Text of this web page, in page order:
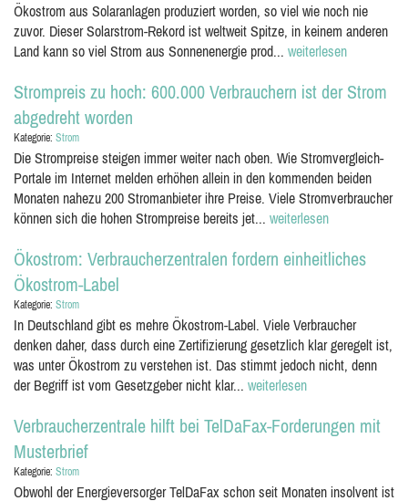
Ökostrom aus Solaranlagen produziert worden, so viel wie noch nie
zuvor. Dieser Solarstrom-Rekord ist weltweit Spitze, in keinem anderen
Land kann so viel Strom aus Sonnenenergie prod... weiterlesen
Strompreis zu hoch: 600.000 Verbrauchern ist der Strom
abgedreht worden
Kategorie: Strom
Die Strompreise steigen immer weiter nach oben. Wie Stromvergleich-
Portale im Internet melden erhöhen allein in den kommenden beiden
Monaten nahezu 200 Stromanbieter ihre Preise. Viele Stromverbraucher
können sich die hohen Strompreise bereits jet... weiterlesen
Ökostrom: Verbraucherzentralen fordern einheitliches
Ökostrom-Label
Kategorie: Strom
In Deutschland gibt es mehre Ökostrom-Label. Viele Verbraucher
denken daher, dass durch eine Zertifizierung gesetzlich klar geregelt ist,
was unter Ökostrom zu verstehen ist. Das stimmt jedoch nicht, denn
der Begriff ist vom Gesetzgeber nicht klar... weiterlesen
Verbraucherzentrale hilft bei TelDaFax-Forderungen mit
Musterbrief
Kategorie: Strom
Obwohl der Energieversorger TelDaFax schon seit Monaten insolvent ist